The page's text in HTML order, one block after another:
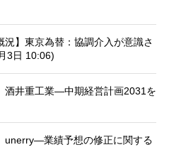
】東京為替：協調介入が意識さ
3日 10:06)
酒井重工業—中期経営計画2031を
unerry—業績予想の修正に関する